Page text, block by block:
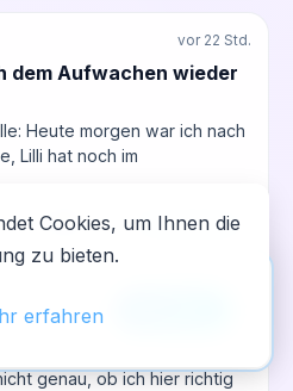
vor 22 Std.
dem Aufwachen wieder
Heute morgen war ich nach
Lilli hat noch im
💬 0 · ❤️ 0 Thread lesen →
mich fertig...
verzichte
genau, ob ich hier richtig
Homescreen —
Cookies, um Ihnen die
zu bieten.
erfahren